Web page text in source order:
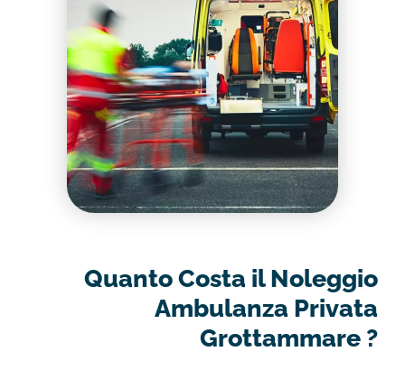
Quanto Costa il Noleggio
Ambulanza Privata
Grottammare ?